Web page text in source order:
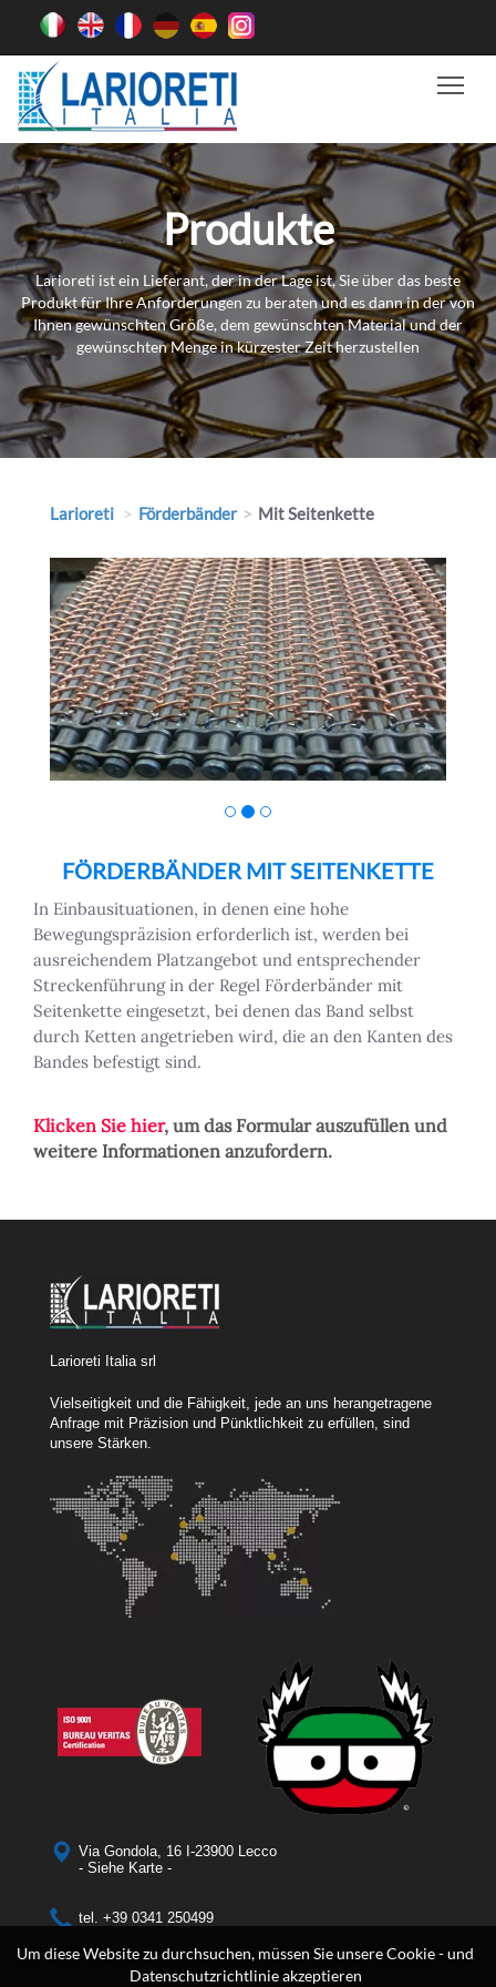
Produkte
Larioreti ist ein Lieferant, der in der Lage ist, Sie über das beste
Produkt für Ihre Anforderungen zu beraten und es dann in der von
Ihnen gewünschten Größe, dem gewünschten Material und der
gewünschten Menge in kürzester Zeit herzustellen
Larioreti Förderbänder Mit Seitenkette
FÖRDERBÄNDER MIT SEITENKETTE
In Einbausituationen, in denen eine hohe
Bewegungspräzision erforderlich ist, werden bei
ausreichendem Platzangebot und entsprechender
Streckenführung in der Regel Förderbänder mit
Seitenkette eingesetzt, bei denen das Band selbst
durch Ketten angetrieben wird, die an den Kanten des
Bandes befestigt sind.
Klicken Sie hier, um das Formular auszufüllen und
weitere Informationen anzufordern.
Larioreti Italia srl
Vielseitigkeit und die Fähigkeit, jede an uns herangetragene
Anfrage mit Präzision und Pünktlichkeit zu erfüllen, sind
unsere Stärken.
Via Gondola, 16 I-23900 Lecco
- Siehe Karte -
tel. +39 0341 250499
Um diese Website zu durchsuchen, müssen Sie unsere Cookie - und
Datenschutzrichtlinie akzeptieren